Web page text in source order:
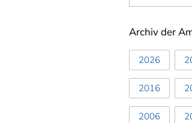
Archiv der
2026
2016
2006